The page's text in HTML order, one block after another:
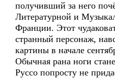
получивший за него
Литературной и
Франции. Этот
странный персонаж,
картины в начале
Обычная рана ноги
Руссо попросту не